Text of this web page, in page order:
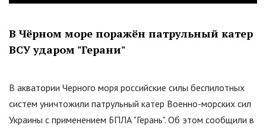
В Чёрном море поражён патрульный катер
ВСУ ударом "Герани"
В акватории Черного моря российские силы беспилотных
систем уничтожили патрульный катер Военно-морских сил
Украины с применением БПЛА "Герань". Об этом сообщили в